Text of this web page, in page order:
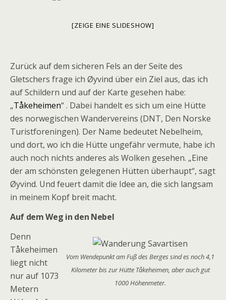
[ZEIGE EINE SLIDESHOW]
Zurück auf dem sicheren Fels an der Seite des
Gletschers frage ich Øyvind über ein Ziel aus, das ich
auf Schildern und auf der Karte gesehen habe:
„Tåkeheimen“. Dabei handelt es sich um eine Hütte
des norwegischen Wandervereins (DNT, Den Norske
Turistforeningen). Der Name bedeutet Nebelheim,
und dort, wo ich die Hütte ungefähr vermute, habe ich
auch noch nichts anderes als Wolken gesehen. „Eine
der am schönsten gelegenen Hütten überhaupt“, sagt
Øyvind. Und feuert damit die Idee an, die sich langsam
in meinem Kopf breit macht.
Auf dem Weg in den Nebel
Vom Wendepunkt am Fuß des Berges sind es noch 4,1
Kilometer bis zur Hütte Tåkeheimen, aber auch gut
1000 Höhenmeter.
Denn
Tåkeheimen
liegt nicht
nur auf 1073
Metern